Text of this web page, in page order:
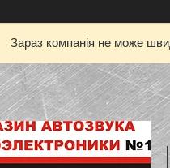
Зараз компанія не може